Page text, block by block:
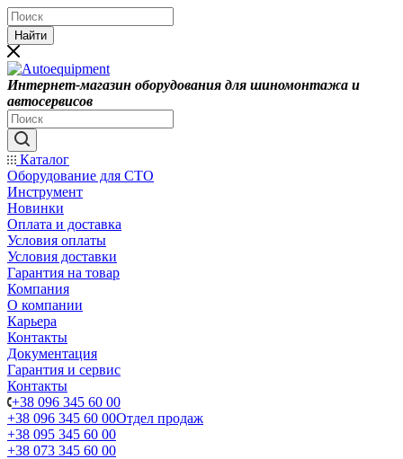
Найти
Интернет-магазин оборудования для шиномонтажа и
автосервисов
Каталог
Оборудование для СТО
Инструмент
Новинки
Оплата и доставка
Условия оплаты
Условия доставки
Гарантия на товар
Компания
О компании
Карьера
Контакты
Документация
Гарантия и сервис
Контакты
+38 096 345 60 00
+38 096 345 60 00Отдел продаж
+38 095 345 60 00
+38 073 345 60 00